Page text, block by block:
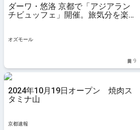
ダーワ・悠洛 京都で「アジアラン
チビュッフェ」開催。旅気分を楽し
オズモール
9
2024年10月19日オープン 焼肉ス
タミナ山
京都速報